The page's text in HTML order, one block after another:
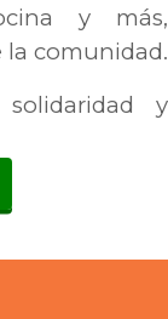
y más,
comunidad.
y